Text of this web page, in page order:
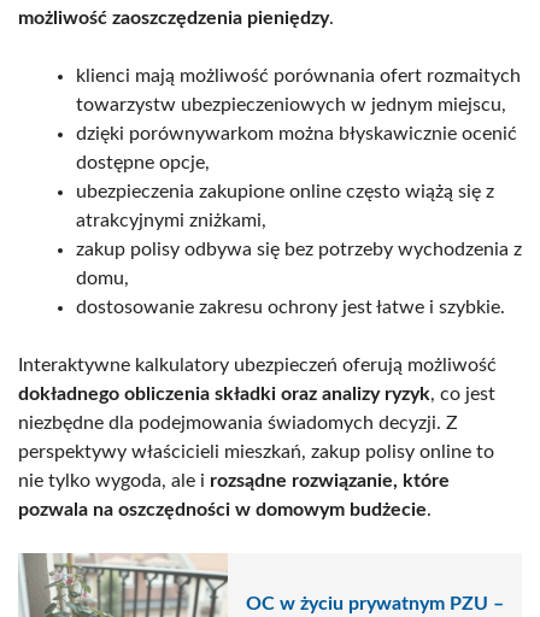
możliwość zaoszczędzenia pieniędzy.
klienci mają możliwość porównania ofert rozmaitych
towarzystw ubezpieczeniowych w jednym miejscu,
dzięki porównywarkom można błyskawicznie ocenić
dostępne opcje,
ubezpieczenia zakupione online często wiążą się z
atrakcyjnymi zniżkami,
zakup polisy odbywa się bez potrzeby wychodzenia z
domu,
dostosowanie zakresu ochrony jest łatwe i szybkie.
Interaktywne kalkulatory ubezpieczeń oferują możliwość
dokładnego obliczenia składki oraz analizy ryzyk, co jest
niezbędne dla podejmowania świadomych decyzji. Z
perspektywy właścicieli mieszkań, zakup polisy online to
nie tylko wygoda, ale i rozsądne rozwiązanie, które
pozwala na oszczędności w domowym budżecie.
OC w życiu prywatnym PZU –